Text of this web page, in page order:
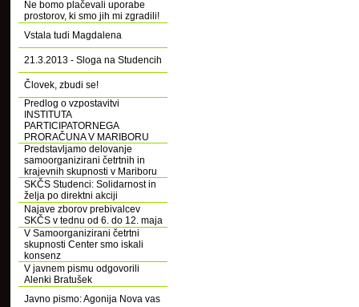
Ne bomo plačevali uporabe
prostorov, ki smo jih mi zgradili!
Vstala tudi Magdalena
21.3.2013 - Sloga na Studencih
Človek, zbudi se!
Predlog o vzpostavitvi
INSTITUTA
PARTICIPATORNEGA
PRORAČUNA V MARIBORU
Predstavljamo delovanje
samoorganizirani četrtnih in
krajevnih skupnosti v Mariboru
SKČS Studenci: Solidarnost in
želja po direktni akciji
Najave zborov prebivalcev
SKČS v tednu od 6. do 12. maja
V Samoorganizirani četrtni
skupnosti Center smo iskali
konsenz
V javnem pismu odgovorili
Alenki Bratušek
Javno pismo: Agonija Nova vas